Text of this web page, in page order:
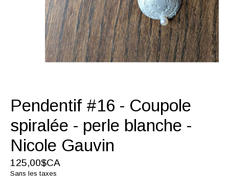
Pendentif #16 - Coupole
spiralée - perle blanche -
Nicole Gauvin
125,00$CA
Sans les taxes